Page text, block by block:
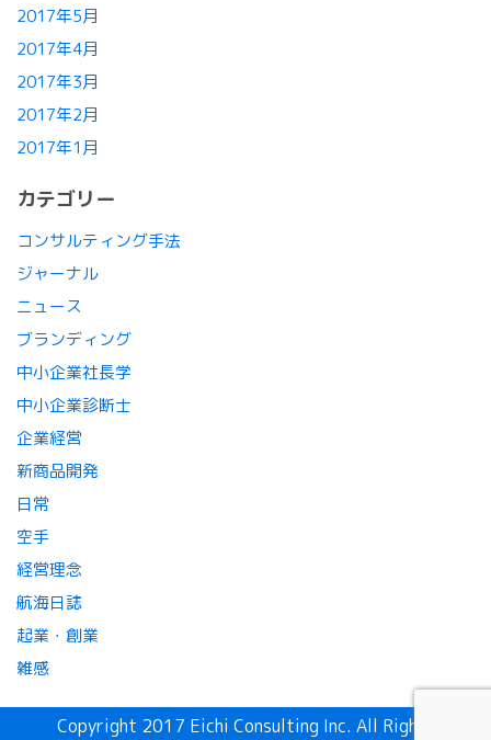
2017年5月
2017年4月
2017年3月
2017年2月
2017年1月
カテゴリー
コンサルティング手法
ジャーナル
ニュース
ブランディング
中小企業社長学
中小企業診断士
企業経営
新商品開発
日常
空手
経営理念
航海日誌
起業・創業
雑感
Copyright 2017 Eichi Consulting Inc. All Rights